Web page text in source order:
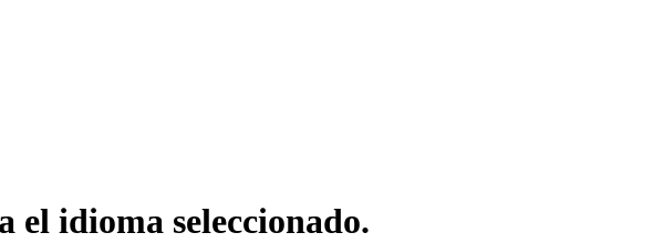
el idioma seleccionado.